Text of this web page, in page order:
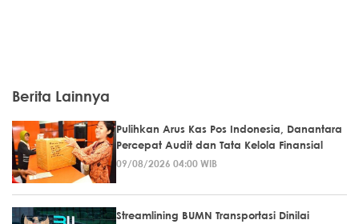
Berita Lainnya
Pulihkan Arus Kas Pos Indonesia, Danantara
Percepat Audit dan Tata Kelola Finansial
09/08/2026 04:00 WIB
Streamlining BUMN Transportasi Dinilai